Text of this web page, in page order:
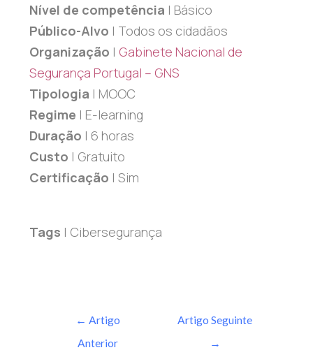
Nível de competência | Básico
Público-Alvo | Todos os cidadãos
Organização | Gabinete Nacional de
Segurança Portugal – GNS
Tipologia | MOOC
Regime | E-learning
Duração | 6 horas
Custo | Gratuito
Certificação | Sim
Tags | Cibersegurança
← Artigo
Anterior
Artigo Seguinte
→